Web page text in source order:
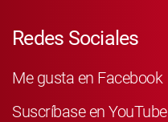
Redes Sociales
Me gusta en Facebook
Suscríbase en YouTube